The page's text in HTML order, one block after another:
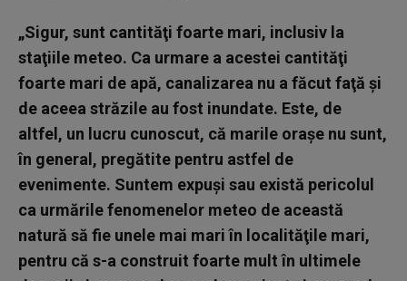
„Sigur, sunt cantităţi foarte mari, inclusiv la
staţiile meteo. Ca urmare a acestei cantităţi
foarte mari de apă, canalizarea nu a făcut faţă şi
de aceea străzile au fost inundate. Este, de
altfel, un lucru cunoscut, că marile oraşe nu sunt,
în general, pregătite pentru astfel de
evenimente. Suntem expuşi sau există pericolul
ca urmările fenomenelor meteo de această
natură să fie unele mai mari în localităţile mari,
pentru că s-a construit foarte mult în ultimele